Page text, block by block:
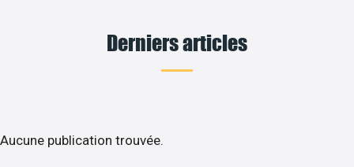
Derniers articles
Aucune publication trouvée.